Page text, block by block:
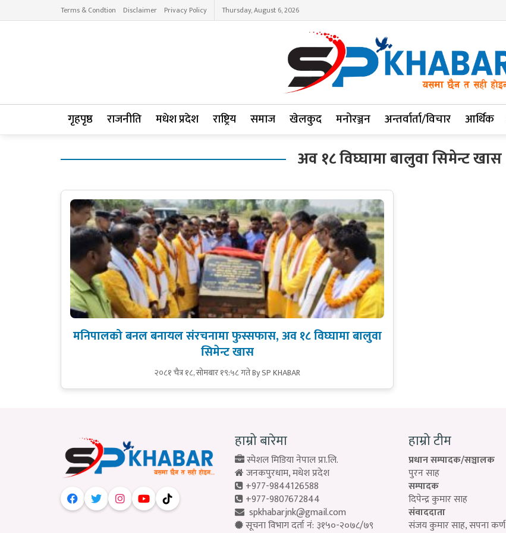
Terms & Condtion Disclaimer Privacy Policy Thursday, August 6, 2026
गृहपृष्ठ राजनीति मधेश प्रदेश राष्ट्रिय समाज खेलकुद मनोरञ्जन अन्तर्वार्ता/विचार आर्थिक
अव १८ विघ्घामा बालुवा सिमेन्ट खास
मनिपालको बनल बनायल संरचनामा फुस्सफास, अव १८ विघ्घामा बालुवा
सिमेन्ट खास
२०८१ चैत्र १८, सोमबार १९:५८ गतेBy SP KHABAR
हाम्रो बारेमा
स्पेशल मिडिया नेपाल प्रा.लि.
जनकपुरधाम, मधेश प्रदेश
+977-9844126588
+977-9807672844
spkhabarjnk@gmail.com
सूचना विभाग दर्ता नं: ३१५०-२०७८/७९
हाम्रो टीम
प्रधान सम्पादक/सञ्चालक
पुरन साह
सम्पादक
दिपेन्द्र कुमार साह
संवाददाता
संजय कुमार साह, सपना कर्ण